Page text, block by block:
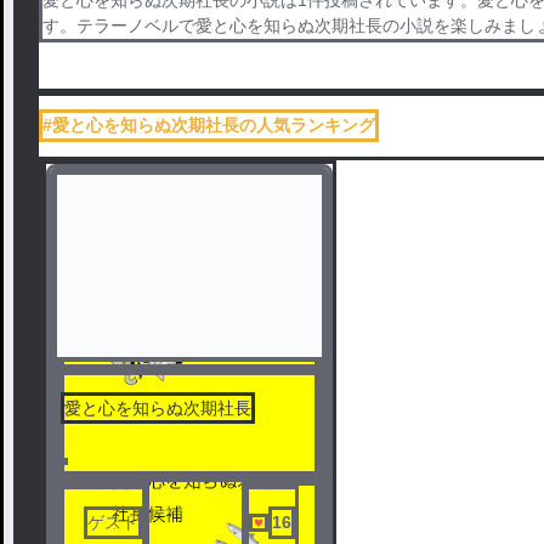
す。テラーノベルで愛と心を知らぬ次期社長の小説を楽しみまし
#愛と心を知らぬ次期社長の人気ランキング
愛と心を知らぬ次期社長
ゲスト 16